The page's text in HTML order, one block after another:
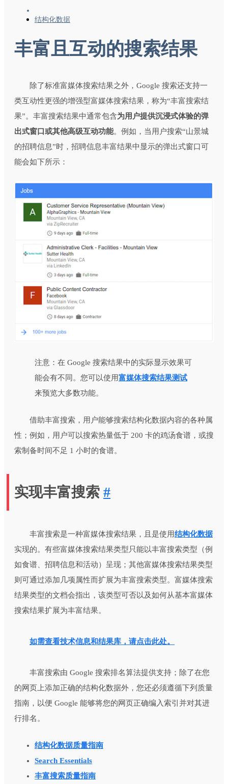
结构化数据
丰富且互动的搜索结果
除了标准富媒体搜索结果之外，Google 搜索还支持一
类互动性更强的增强型富媒体搜索结果，称为“丰富搜索结
果”。丰富搜索结果中通常包含为用户提供沉浸式体验的弹
出式窗口或其他高级互动功能。例如，当用户搜索“山景城
的招聘信息”时，招聘信息丰富结果中显示的弹出式窗口可
能会如下所示：
注意：在 Google 搜索结果中的实际显示效果可
能会有不同。您可以使用富媒体搜索结果测试
来预览大多数功能。
借助丰富搜索，用户能够搜索结构化数据内容的各种属
性；例如，用户可以搜索热量低于 200 卡的鸡汤食谱，或搜
索制备时间不足 1 小时的食谱。
实现丰富搜索 #
丰富搜索是一种富媒体搜索结果，且是使用结构化数据
实现的。有些富媒体搜索结果类型只能以丰富搜索类型（例
如食谱、招聘信息和活动）呈现；其他富媒体搜索结果类型
则可通过添加几项属性而扩展为丰富搜索类型。富媒体搜索
结果类型的文档会指出，该类型可否以及如何从基本富媒体
搜索结果扩展为丰富结果。
如需查看技术信息和结果库，请点击此处。
丰富搜索由 Google 搜索排名算法提供支持；除了在您
的网页上添加正确的结构化数据外，您还必须遵循下列质量
指南，以便 Google 能够将您的网页正确编入索引并对其进
行排名。
结构化数据质量指南
Search Essentials
丰富搜索质量指南